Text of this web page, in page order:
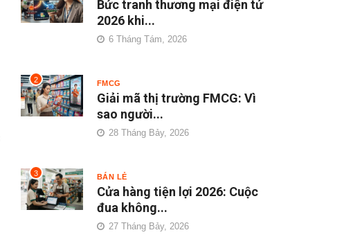
Bức tranh thương mại điện tử
2026 khi...
6 Tháng Tám, 2026
2 FMCG
Giải mã thị trường FMCG: Vì
sao người...
28 Tháng Bảy, 2026
3 BÁN LẺ
Cửa hàng tiện lợi 2026: Cuộc
đua không...
27 Tháng Bảy, 2026